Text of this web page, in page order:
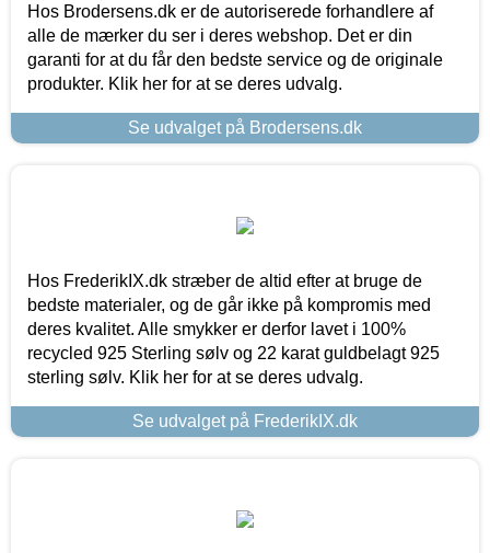
Hos Brodersens.dk er de autoriserede forhandlere af
alle de mærker du ser i deres webshop. Det er din
garanti for at du får den bedste service og de originale
produkter. Klik her for at se deres udvalg.
Se udvalget på Brodersens.dk
Hos FrederikIX.dk stræber de altid efter at bruge de
bedste materialer, og de går ikke på kompromis med
deres kvalitet. Alle smykker er derfor lavet i 100%
recycled 925 Sterling sølv og 22 karat guldbelagt 925
sterling sølv. Klik her for at se deres udvalg.
Se udvalget på FrederikIX.dk